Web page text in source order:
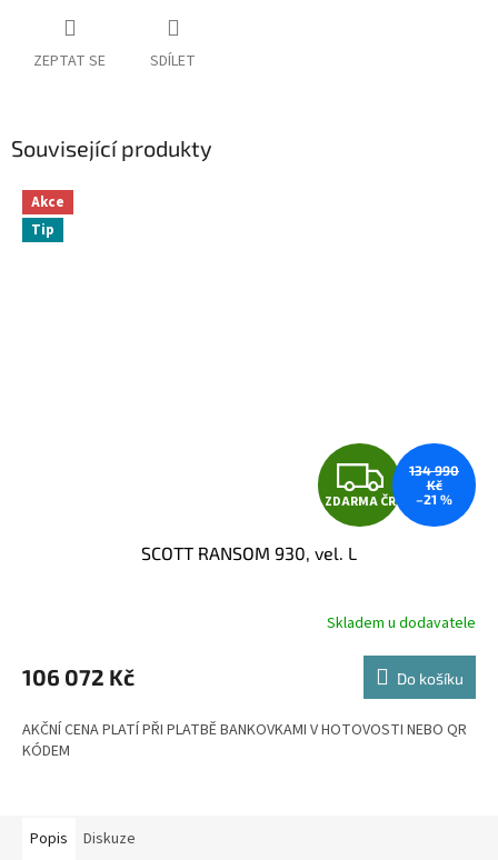
ZEPTAT SE SDÍLET
Související produkty
Akce
Tip
Z
D
R
M
A
ZDARMA ČR
134 990
Kč
–21 %
SCOTT RANSOM 930, vel. L
Skladem u dodavatele
106 072 Kč Do košíku
AKČNÍ CENA PLATÍ PŘI PLATBĚ BANKOVKAMI V HOTOVOSTI NEBO QR
KÓDEM
Popis Diskuze